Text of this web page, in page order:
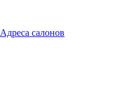
Адреса салонов